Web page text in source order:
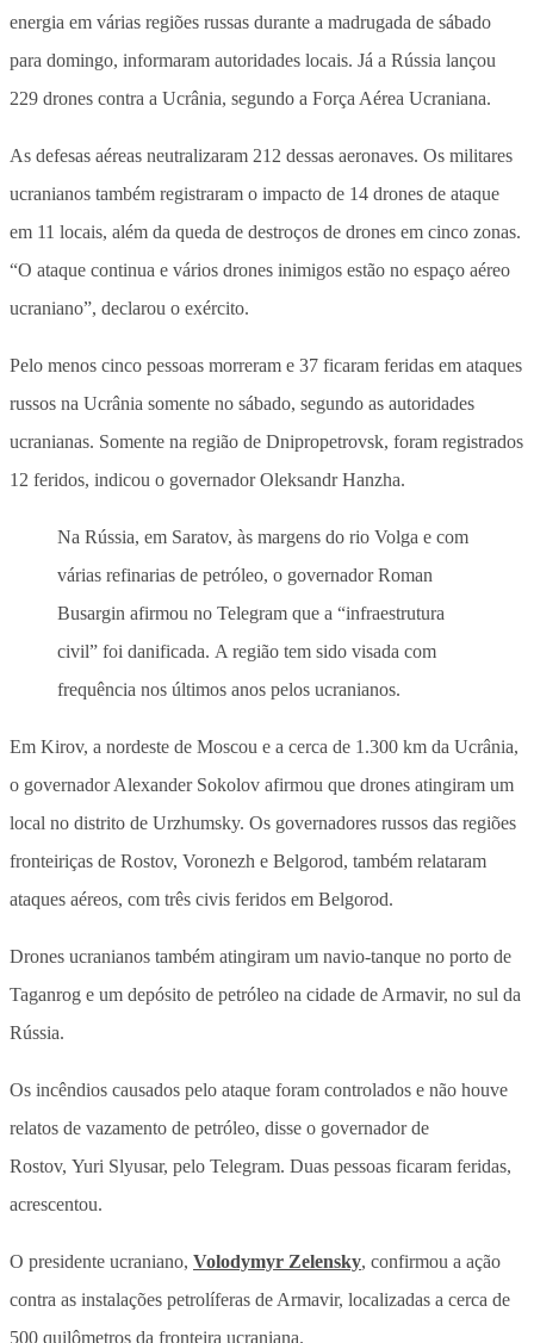
energia em várias regiões russas durante a madrugada de sábado
para domingo, informaram autoridades locais. Já a Rússia lançou
229 drones contra a Ucrânia, segundo a Força Aérea Ucraniana.
As defesas aéreas neutralizaram 212 dessas aeronaves. Os militares
ucranianos também registraram o impacto de 14 drones de ataque
em 11 locais, além da queda de destroços de drones em cinco zonas.
“O ataque continua e vários drones inimigos estão no espaço aéreo
ucraniano”, declarou o exército.
Pelo menos cinco pessoas morreram e 37 ficaram feridas em ataques
russos na Ucrânia somente no sábado, segundo as autoridades
ucranianas. Somente na região de Dnipropetrovsk, foram registrados
12 feridos, indicou o governador Oleksandr Hanzha.
Na Rússia, em Saratov, às margens do rio Volga e com
várias refinarias de petróleo, o governador Roman
Busargin afirmou no Telegram que a “infraestrutura
civil” foi danificada. A região tem sido visada com
frequência nos últimos anos pelos ucranianos.
Em Kirov, a nordeste de Moscou e a cerca de 1.300 km da Ucrânia,
o governador Alexander Sokolov afirmou que drones atingiram um
local no distrito de Urzhumsky. Os governadores russos das regiões
fronteiriças de Rostov, Voronezh e Belgorod, também relataram
ataques aéreos, com três civis feridos em Belgorod.
Drones ucranianos também atingiram um navio-tanque no porto de
Taganrog e um depósito de petróleo na cidade de Armavir, no sul da
Rússia.
Os incêndios causados pelo ataque foram controlados e não houve
relatos de vazamento de petróleo, disse o governador de
Rostov, Yuri Slyusar, pelo Telegram. Duas pessoas ficaram feridas,
acrescentou.
O presidente ucraniano, Volodymyr Zelensky, confirmou a ação
contra as instalações petrolíferas de Armavir, localizadas a cerca de
500 quilômetros da fronteira ucraniana.